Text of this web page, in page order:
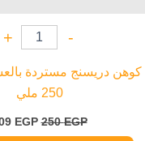
-
+
كوهن دريسنج مستردة
250 ملي
250EGP
EGP